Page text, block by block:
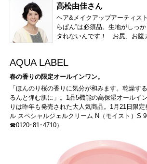
高松由佳さん
ヘア&メイクアップアーティス
らぱん”は必須品。生地がしっ
タれないんです！ お尻、お腹
AQUA LABEL
春の香りの限定オールインワン。
「ほんのり桜の香りに気分が和みます。乾燥す
るんと弾む肌に」。1品5機能の高保湿オールイ
りは昨年も発売された大人気商品。1月21日限
ル スペシャルジェルクリーム N（モイスト）S
☎0120･81･4710）